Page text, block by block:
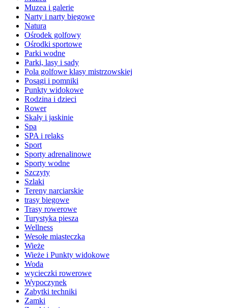
Muzea i galerie
Narty i narty biegowe
Natura
Ośrodek golfowy
Ośrodki sportowe
Parki wodne
Parki, lasy i sady
Pola golfowe klasy mistrzowskiej
Posągi i pomniki
Punkty widokowe
Rodzina i dzieci
Rower
Skały i jaskinie
Spa
SPA i relaks
Sport
Sporty adrenalinowe
Sporty wodne
Szczyty
Szlaki
Tereny narciarskie
trasy biegowe
Trasy rowerowe
Turystyka piesza
Wellness
Wesołe miasteczka
Wieże
Wieże i Punkty widokowe
Woda
wycieczki rowerowe
Wypoczynek
Zabytki techniki
Zamki